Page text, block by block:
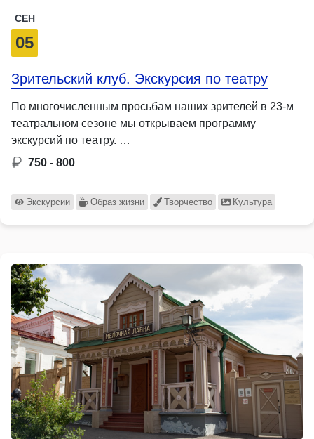
СЕН
05
Зрительский клуб. Экскурсия по театру
По многочисленным просьбам наших зрителей в 23-м
театральном сезоне мы открываем программу
экскурсий по театру. …
750 - 800
Экскурсии Образ жизни Творчество Культура